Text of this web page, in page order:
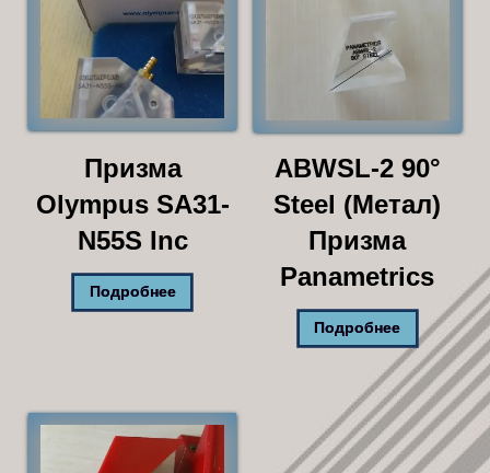
Призма
Olympus SA31-
N55S Inc
Подробнее
ABWSL-2 90°
Steel (Метал)
Призма
Panametrics
Подробнее